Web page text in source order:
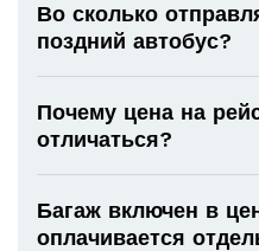
Во сколько
поздний автобус?
Почему цена на
отличаться?
Багаж включен в
оплачивается